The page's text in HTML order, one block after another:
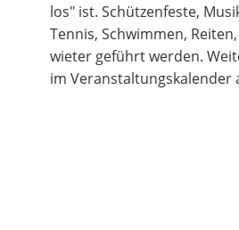
los" ist. Schützenfeste,
Tennis, Schwimmen,
wieter geführt werden.
im Veranstaltungskalender